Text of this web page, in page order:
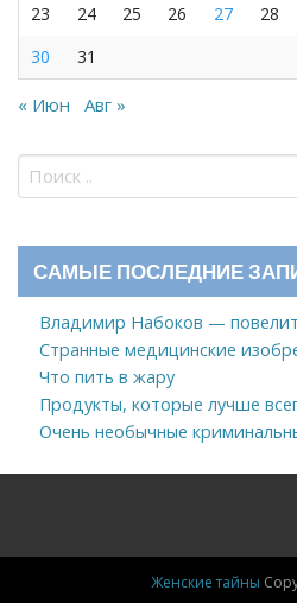
23
24 25 26 27 28
30
31
« Июн Авг »
САМЫЕ ПОСЛЕДНИЕ
Владимир Набоков —
Странные медицинские
Что пить в жару
Продукты, которые лучше
Очень необычные
Женские тайны